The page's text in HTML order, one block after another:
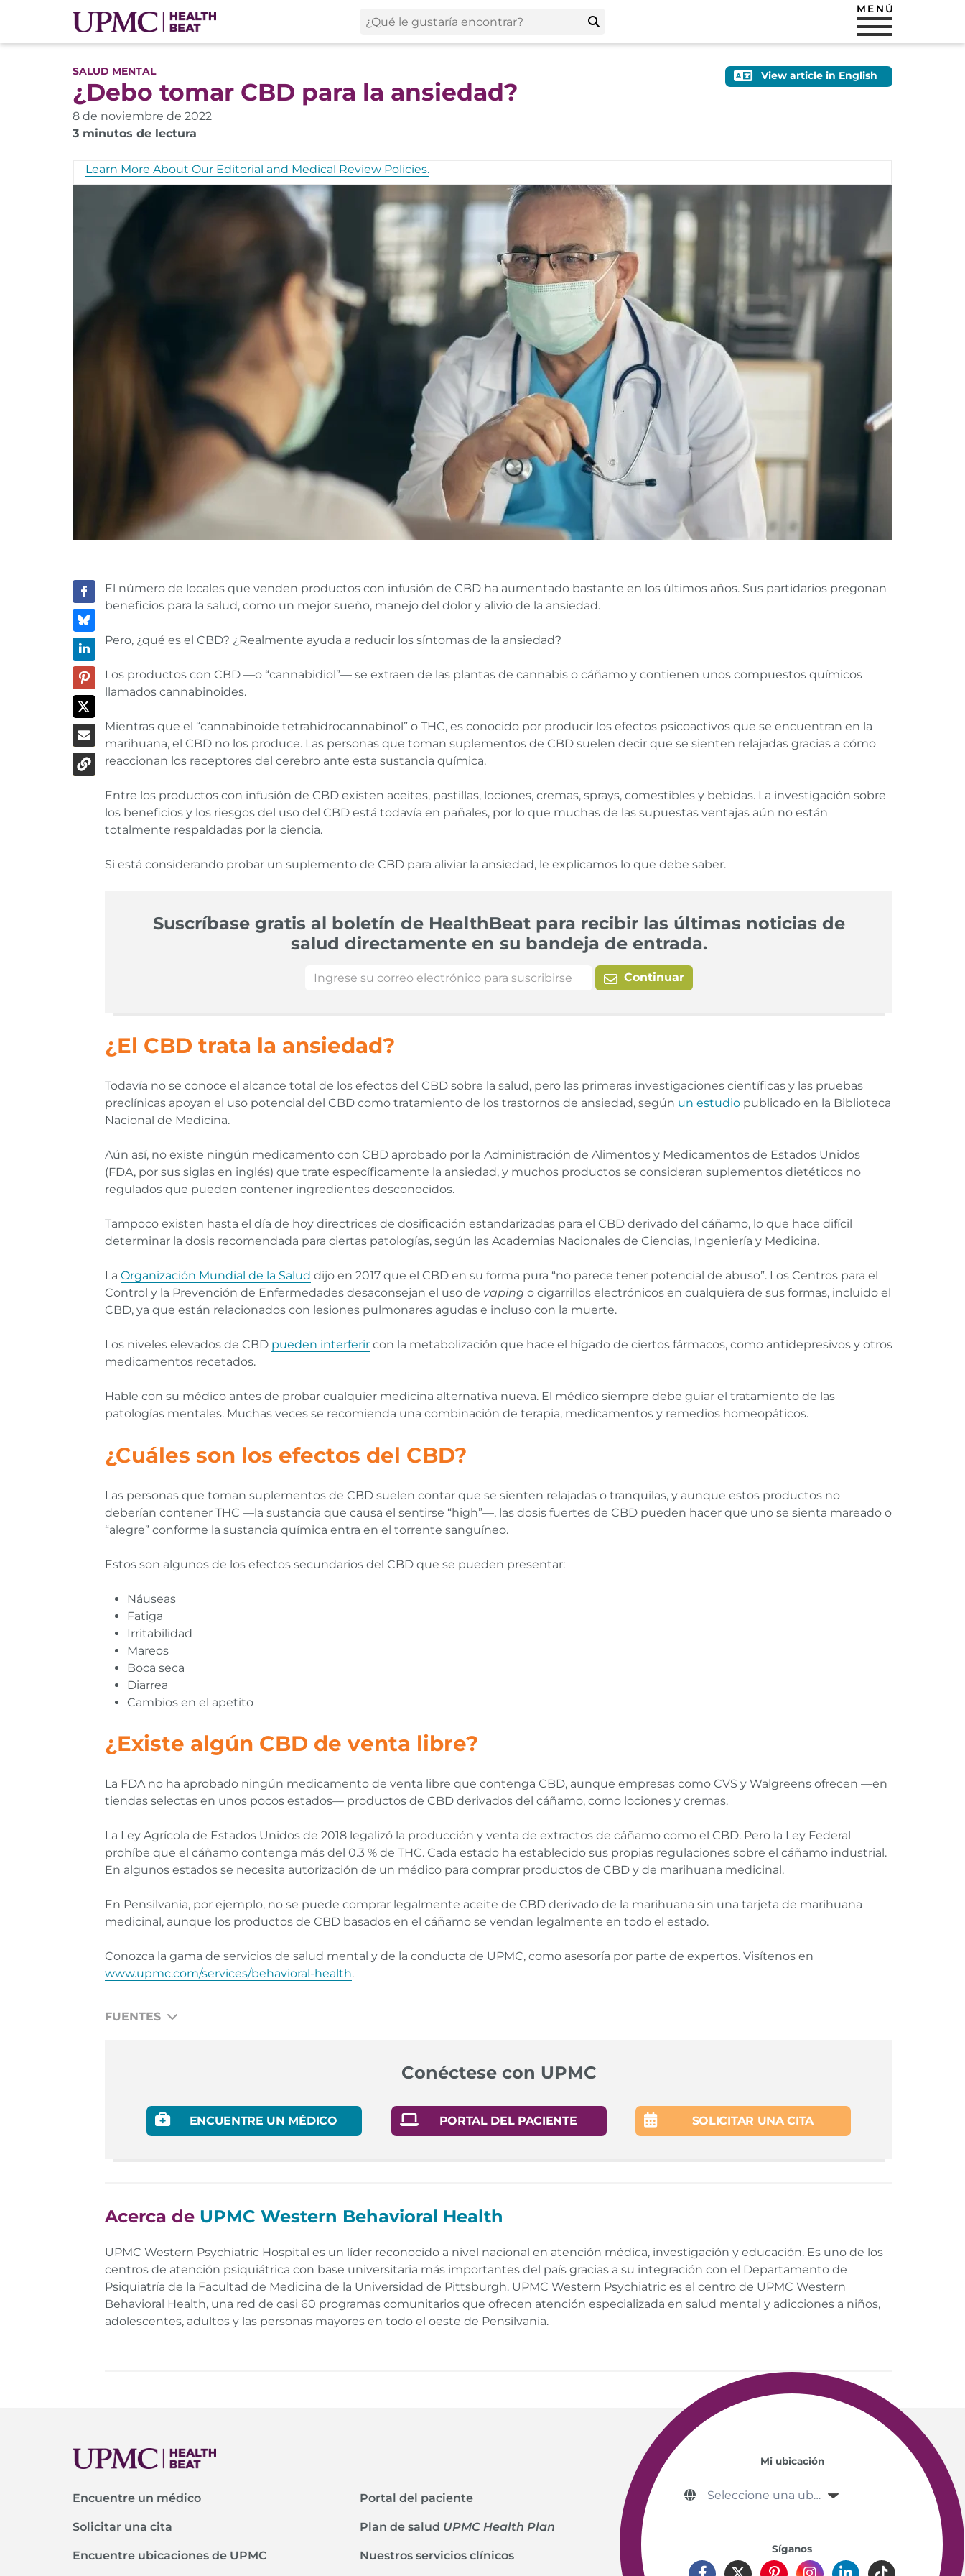
MENÚ
View article in English
SALUD MENTAL
¿Debo tomar CBD para la ansiedad?
8 de noviembre de 2022
3 minutos de lectura
Learn More About Our Editorial and Medical Review Policies.
El número de locales que venden productos con infusión de CBD ha aumentado bastante en los últimos años. Sus partidarios pregonan
beneficios para la salud, como un mejor sueño, manejo del dolor y alivio de la ansiedad.
Pero, ¿qué es el CBD? ¿Realmente ayuda a reducir los síntomas de la ansiedad?
Los productos con CBD —o “cannabidiol”— se extraen de las plantas de cannabis o cáñamo y contienen unos compuestos químicos
llamados cannabinoides.
Mientras que el “cannabinoide tetrahidrocannabinol” o THC, es conocido por producir los efectos psicoactivos que se encuentran en la
marihuana, el CBD no los produce. Las personas que toman suplementos de CBD suelen decir que se sienten relajadas gracias a cómo
reaccionan los receptores del cerebro ante esta sustancia química.
Entre los productos con infusión de CBD existen aceites, pastillas, lociones, cremas, sprays, comestibles y bebidas. La investigación sobre
los beneficios y los riesgos del uso del CBD está todavía en pañales, por lo que muchas de las supuestas ventajas aún no están
totalmente respaldadas por la ciencia.
Si está considerando probar un suplemento de CBD para aliviar la ansiedad, le explicamos lo que debe saber.
Suscríbase gratis al boletín de HealthBeat para recibir las últimas noticias de
salud directamente en su bandeja de entrada.
Continuar
¿El CBD trata la ansiedad?
Todavía no se conoce el alcance total de los efectos del CBD sobre la salud, pero las primeras investigaciones científicas y las pruebas
preclínicas apoyan el uso potencial del CBD como tratamiento de los trastornos de ansiedad, según un estudio publicado en la Biblioteca
Nacional de Medicina.
Aún así, no existe ningún medicamento con CBD aprobado por la Administración de Alimentos y Medicamentos de Estados Unidos
(FDA, por sus siglas en inglés) que trate específicamente la ansiedad, y muchos productos se consideran suplementos dietéticos no
regulados que pueden contener ingredientes desconocidos.
Tampoco existen hasta el día de hoy directrices de dosificación estandarizadas para el CBD derivado del cáñamo, lo que hace difícil
determinar la dosis recomendada para ciertas patologías, según las Academias Nacionales de Ciencias, Ingeniería y Medicina.
La Organización Mundial de la Salud dijo en 2017 que el CBD en su forma pura “no parece tener potencial de abuso”. Los Centros para el
Control y la Prevención de Enfermedades desaconsejan el uso de vaping o cigarrillos electrónicos en cualquiera de sus formas, incluido el
CBD, ya que están relacionados con lesiones pulmonares agudas e incluso con la muerte.
Los niveles elevados de CBD pueden interferir con la metabolización que hace el hígado de ciertos fármacos, como antidepresivos y otros
medicamentos recetados.
Hable con su médico antes de probar cualquier medicina alternativa nueva. El médico siempre debe guiar el tratamiento de las
patologías mentales. Muchas veces se recomienda una combinación de terapia, medicamentos y remedios homeopáticos.
¿Cuáles son los efectos del CBD?
Las personas que toman suplementos de CBD suelen contar que se sienten relajadas o tranquilas, y aunque estos productos no
deberían contener THC —la sustancia que causa el sentirse “high”—, las dosis fuertes de CBD pueden hacer que uno se sienta mareado o
“alegre” conforme la sustancia química entra en el torrente sanguíneo.
Estos son algunos de los efectos secundarios del CBD que se pueden presentar:
Náuseas
Fatiga
Irritabilidad
Mareos
Boca seca
Diarrea
Cambios en el apetito
¿Existe algún CBD de venta libre?
La FDA no ha aprobado ningún medicamento de venta libre que contenga CBD, aunque empresas como CVS y Walgreens ofrecen —en
tiendas selectas en unos pocos estados— productos de CBD derivados del cáñamo, como lociones y cremas.
La Ley Agrícola de Estados Unidos de 2018 legalizó la producción y venta de extractos de cáñamo como el CBD. Pero la Ley Federal
prohíbe que el cáñamo contenga más del 0.3 % de THC. Cada estado ha establecido sus propias regulaciones sobre el cáñamo industrial.
En algunos estados se necesita autorización de un médico para comprar productos de CBD y de marihuana medicinal.
En Pensilvania, por ejemplo, no se puede comprar legalmente aceite de CBD derivado de la marihuana sin una tarjeta de marihuana
medicinal, aunque los productos de CBD basados en el cáñamo se vendan legalmente en todo el estado.
Conozca la gama de servicios de salud mental y de la conducta de UPMC, como asesoría por parte de expertos. Visítenos en
www.upmc.com/services/behavioral-health.
FUENTES
Conéctese con UPMC
ENCUENTRE UN MÉDICO PORTAL DEL PACIENTE SOLICITAR UNA CITA
Acerca de UPMC Western Behavioral Health
UPMC Western Psychiatric Hospital es un líder reconocido a nivel nacional en atención médica, investigación y educación. Es uno de los
centros de atención psiquiátrica con base universitaria más importantes del país gracias a su integración con el Departamento de
Psiquiatría de la Facultad de Medicina de la Universidad de Pittsburgh. UPMC Western Psychiatric es el centro de UPMC Western
Behavioral Health, una red de casi 60 programas comunitarios que ofrecen atención especializada en salud mental y adicciones a niños,
adolescentes, adultos y las personas mayores en todo el oeste de Pensilvania.
Encuentre un médico Portal del paciente
Solicitar una cita Plan de salud UPMC Health Plan
Encuentre ubicaciones de UPMC Nuestros servicios clínicos
Mi ubicación
Síganos